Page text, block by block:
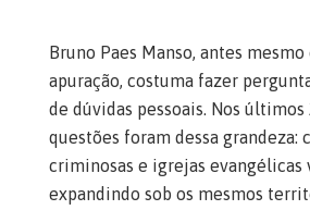
Bruno Paes Manso, antes
apuração, costuma fazer
de dúvidas pessoais. Nos últimos
questões foram dessa grandeza:
criminosas e igrejas evangélicas
expandindo sob os mesmos